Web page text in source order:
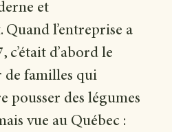
et
Quand l’entreprise a
c’était d’abord le
familles qui
pousser des légumes
vue au Québec :